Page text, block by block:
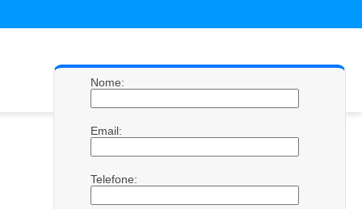
Nome:
Email:
Telefone: